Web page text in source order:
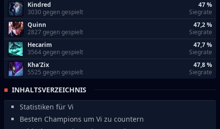
Kindred
3030 gegen gespielt
47 %
Siegrate
Quinn
2827 gegen gespielt
47,2 %
Siegrate
Hecarim
3564 gegen gespielt
47,7 %
Siegrate
Kha'Zix
5525 gegen gespielt
47,8 %
Siegrate
INHALTSVERZEICHNIS
Statistiken für Vi
Besten Champions um Vi zu countern